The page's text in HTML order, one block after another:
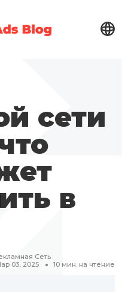
сети
в
Сеть
03, 2025 10 мин. на чтение